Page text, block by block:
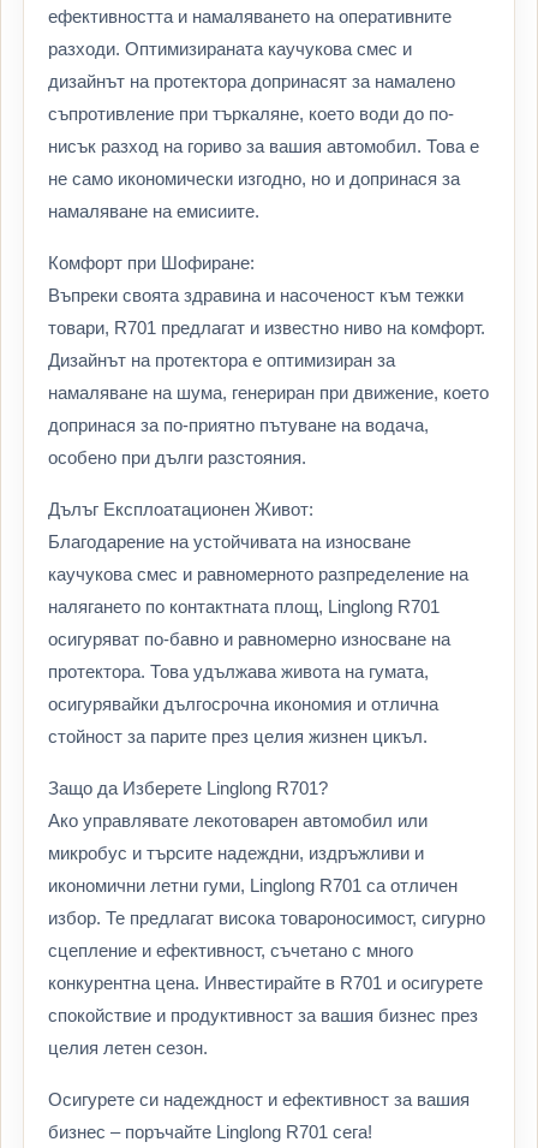
ефективността и намаляването на оперативните
разходи. Оптимизираната каучукова смес и
дизайнът на протектора допринасят за намалено
съпротивление при търкаляне, което води до по-
нисък разход на гориво за вашия автомобил. Това е
не само икономически изгодно, но и допринася за
намаляване на емисиите.
Комфорт при Шофиране:
Въпреки своята здравина и насоченост към тежки
товари, R701 предлагат и известно ниво на комфорт.
Дизайнът на протектора е оптимизиран за
намаляване на шума, генериран при движение, което
допринася за по-приятно пътуване на водача,
особено при дълги разстояния.
Дълъг Експлоатационен Живот:
Благодарение на устойчивата на износване
каучукова смес и равномерното разпределение на
налягането по контактната площ, Linglong R701
осигуряват по-бавно и равномерно износване на
протектора. Това удължава живота на гумата,
осигурявайки дългосрочна икономия и отлична
стойност за парите през целия жизнен цикъл.
Защо да Изберете Linglong R701?
Ако управлявате лекотоварен автомобил или
микробус и търсите надеждни, издръжливи и
икономични летни гуми, Linglong R701 са отличен
избор. Те предлагат висока товароносимост, сигурно
сцепление и ефективност, съчетано с много
конкурентна цена. Инвестирайте в R701 и осигурете
спокойствие и продуктивност за вашия бизнес през
целия летен сезон.
Осигурете си надеждност и ефективност за вашия
бизнес – поръчайте Linglong R701 сега!